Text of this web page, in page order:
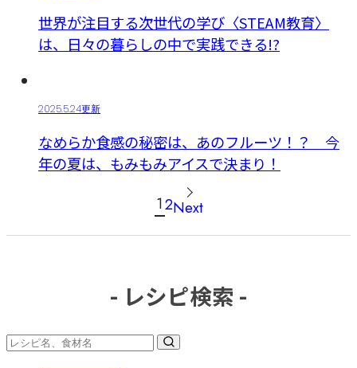
世界が注目する次世代の学び〈STEAM教育〉
は、日々の暮らしの中で実践できる!?
2025.5.24更新
なめらか食感の秘密は、あのフルーツ！？ 今
年の夏は、もみもみアイスで決まり！
の
り
12Next
- レシピ検索 -